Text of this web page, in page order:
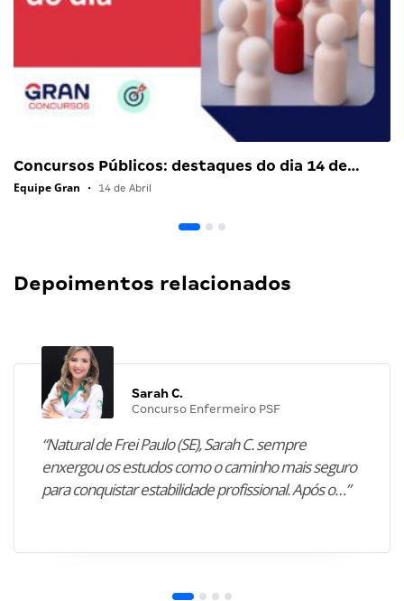
Concursos Públicos: destaques do dia 14 de…
Equipe Gran • 14 de Abril
Depoimentos relacionados
Sarah C.
Concurso Enfermeiro PSF
“Natural de Frei Paulo (SE), Sarah C. sempre
enxergou os estudos como o caminho mais seguro
para conquistar estabilidade profissional. Após o…”